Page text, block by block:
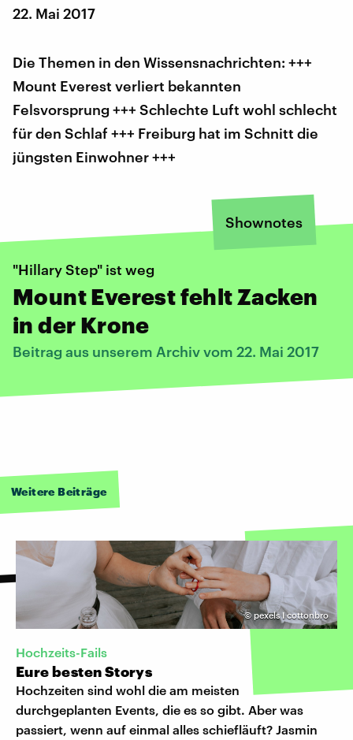
22. Mai 2017
Die Themen in den Wissensnachrichten: +++
Mount Everest verliert bekannten
Felsvorsprung +++ Schlechte Luft wohl schlecht
für den Schlaf +++ Freiburg hat im Schnitt die
jüngsten Einwohner +++
Shownotes
"Hillary Step" ist weg
Mount Everest fehlt Zacken
in der Krone
Beitrag aus unserem Archiv vom 22. Mai 2017
Weitere Beiträge
©pexels I cottonbro
Hochzeits-Fails
Eure besten Storys
Hochzeiten sind wohl die am meisten
durchgeplanten Events, die es so gibt. Aber was
passiert, wenn auf einmal alles schiefläuft? Jasmin